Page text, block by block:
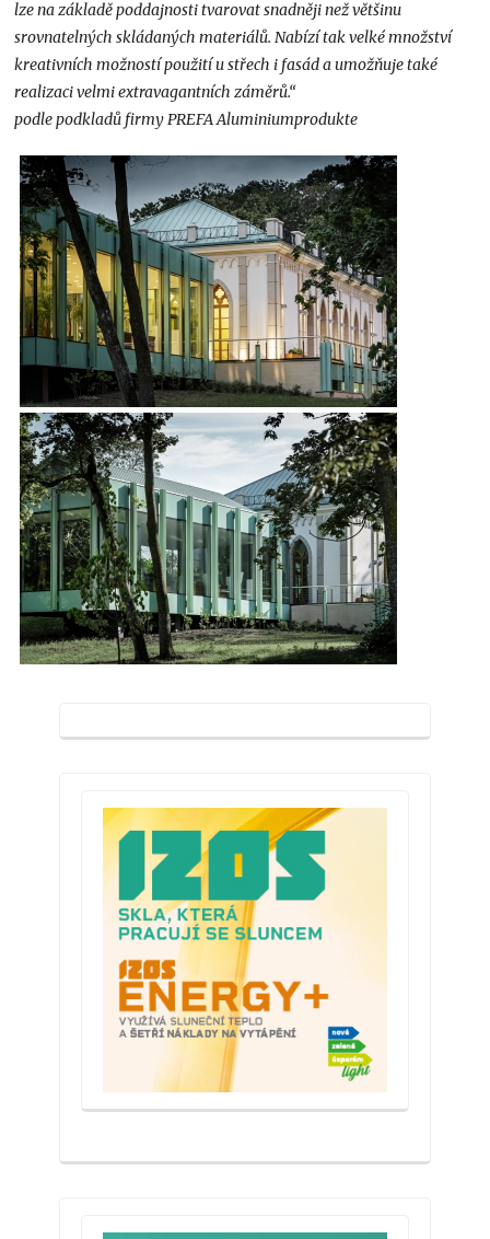
lze na základě poddajnosti tvarovat snadněji než většinu
srovnatelných skládaných materiálů. Nabízí tak velké množství
kreativních možností použití u střech i fasád a umožňuje také
realizaci velmi extravagantních záměrů.“
podle podkladů firmy PREFA Aluminiumprodukte